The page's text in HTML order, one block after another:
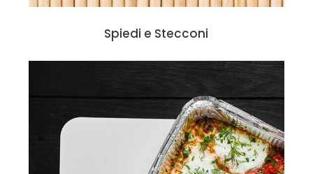
Spiedi e Stecconi